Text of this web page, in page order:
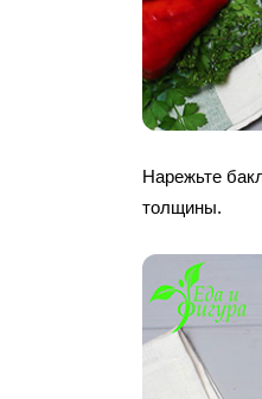
Нарежьте
толщины.